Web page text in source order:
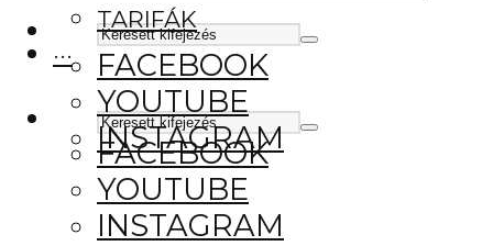
FACEBOOK
YOUTUBE
INSTAGRAM
TARIFÁK
···
FACEBOOK
YOUTUBE
INSTAGRAM